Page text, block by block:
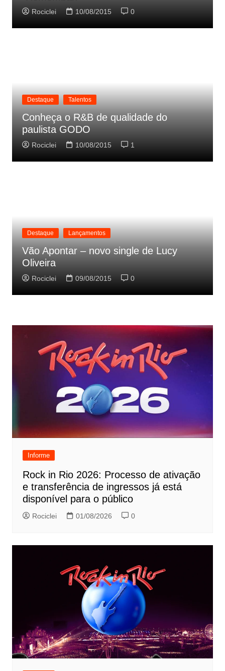
Rociclei 10/08/2015 0
Destaque Talentos
Conheça o R&B de qualidade do
paulista GODO
Rociclei 10/08/2015 1
Destaque Lançamentos
Vão Apontar – novo single de Lucy
Oliveira
Rociclei 09/08/2015 0
Informe
Rock in Rio 2026: Processo de ativação
e transferência de ingressos já está
disponível para o público
Rociclei 01/08/2026 0